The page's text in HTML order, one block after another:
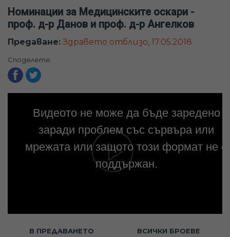
Номинации за Медицинските оскари -
проф. д-р Данов и проф. д-р Ангелков
Предаване: Здравето отблизо, 17.05.2018
Споделете:
Видеото не може да бъде заредено
заради проблем със сървъра или
мрежата или защото този формат не е
поддържан.
В ПРЕДАВАНЕТО ВСИЧКИ БРОЕВЕ